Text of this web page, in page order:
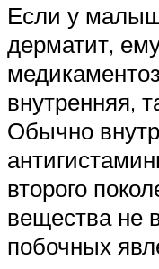
Если у
дерматит,
внутренняя,
Обычно
второго
вещества не
побочных